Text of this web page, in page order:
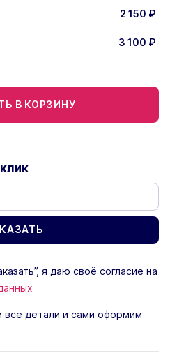
2 150 ₽
3 100 ₽
В КОРЗИНУ
я даю своё согласие на
детали и сами оформим